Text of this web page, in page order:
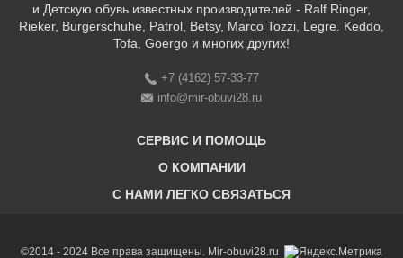
и Детскую обувь известных производителей - Ralf Ringer,
Rieker, Burgerschuhe, Patrol, Betsy, Marco Tozzi, Legre. Keddo,
Tofa, Goergo и многих других!
+7 (4162) 57-33-77
info@mir-obuvi28.ru
СЕРВИС И ПОМОЩЬ
Бонусная программа
О КОМПАНИИ
C НАМИ ЛЕГКО СВЯЗАТЬСЯ
©2014 - 2024 Все права защищены. Mir-obuvi28.ru